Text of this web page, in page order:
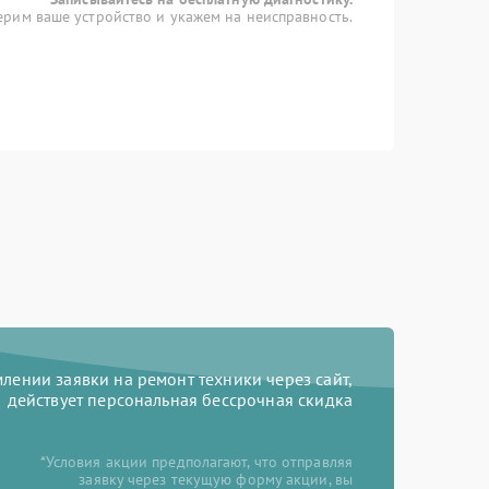
ваше устройство и укажем на неисправность.
заявки на ремонт техники через сайт,
действует персональная бессрочная скидка
*Условия акции предполагают, что отправляя
заявку через текущую форму акции, вы